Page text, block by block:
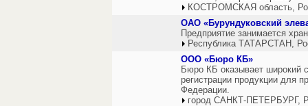
КОСТРОМСКАЯ область,
ОАО «Бурундуковский
Предприятие занимается
Республика ТАТАРСТАН,
ООО «Бюро КБ»
Бюро КБ оказывает широкий
регистрации продукции для
Федерации.
город САНКТ-ПЕТЕРБУРГ,